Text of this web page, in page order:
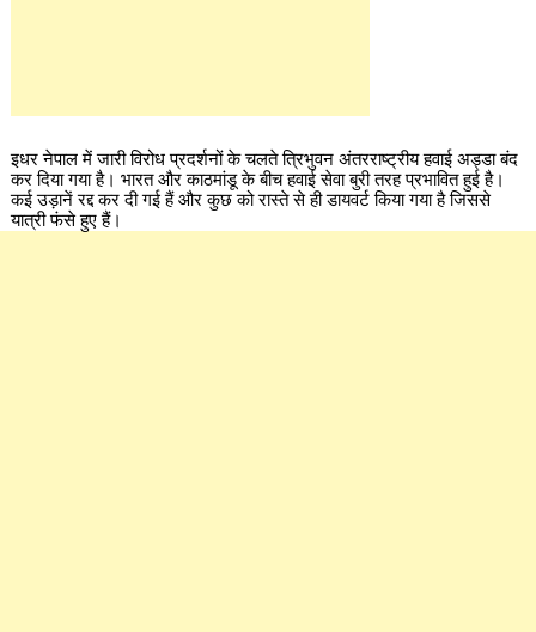
इधर नेपाल में जारी विरोध प्रदर्शनों के चलते त्रिभुवन अंतरराष्ट्रीय हवाई अड्डा बंद
कर दिया गया है। भारत और काठमांडू के बीच हवाई सेवा बुरी तरह प्रभावित हुई है।
कई उड़ानें रद्द कर दी गई हैं और कुछ को रास्ते से ही डायवर्ट किया गया है जिससे
यात्री फंसे हुए हैं।